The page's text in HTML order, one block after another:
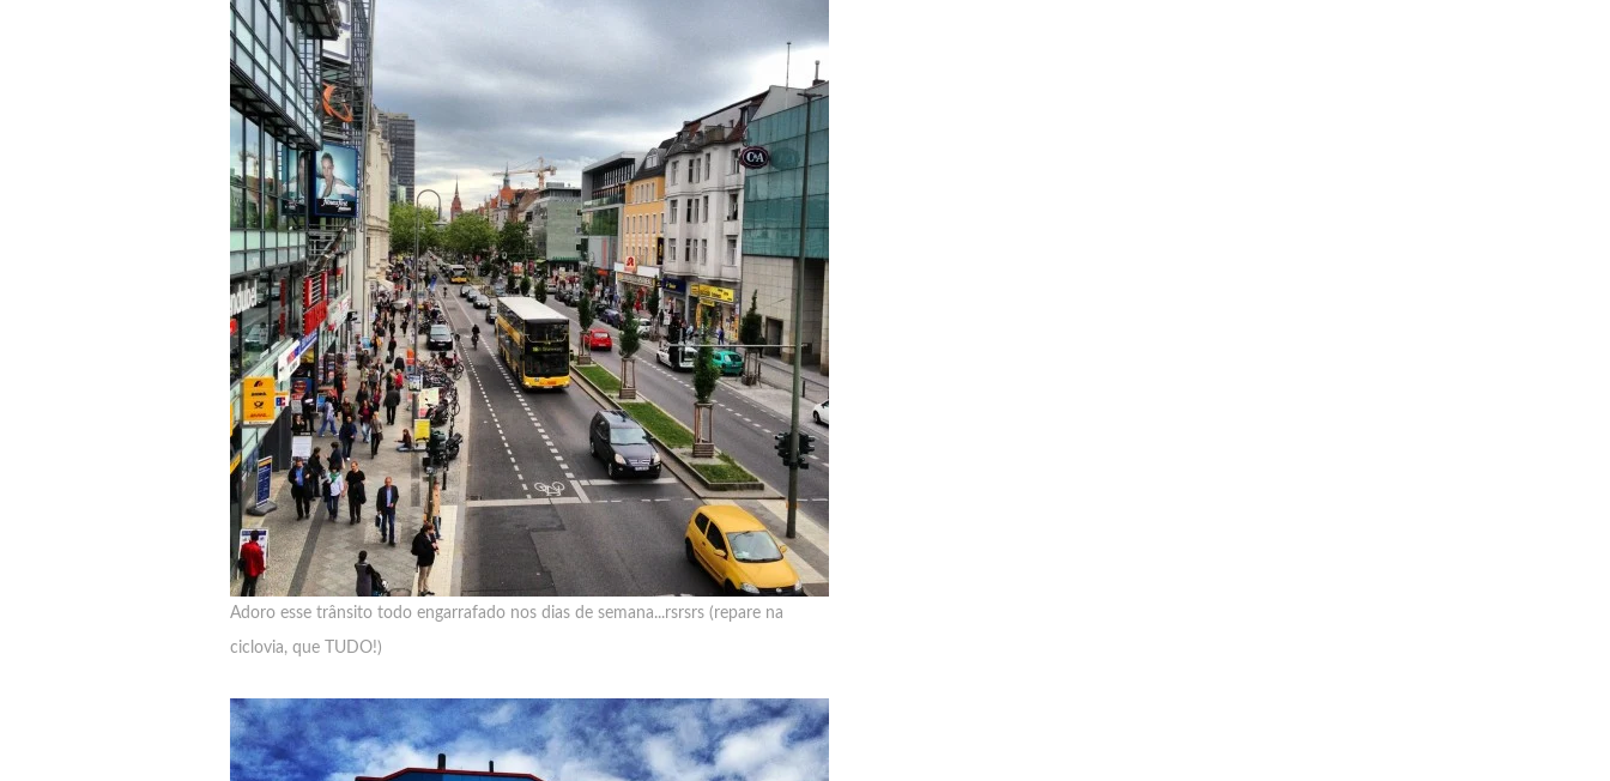
Adoro esse trânsito todo engarrafado nos dias de semana...rsrsrs (repare na
ciclovia, que TUDO!)